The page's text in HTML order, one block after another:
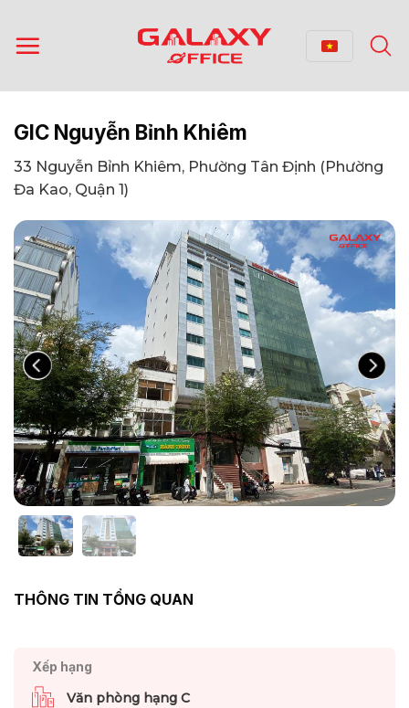
qua
nội
GIC Nguyễn Bỉnh Khiêm
33 Nguyễn Bỉnh Khiêm, Phường Tân Định (Phường
Đa Kao, Quận 1)
THÔNG TIN TỔNG QUAN
Xếp hạng
Văn phòng hạng C